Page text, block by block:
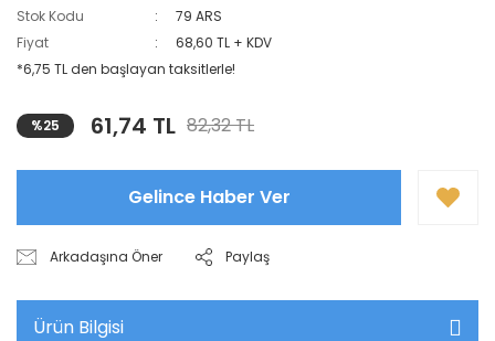
Stok Kodu
79 ARS
Fiyat
68,60 TL + KDV
*6,75 TL den başlayan taksitlerle!
%25 61,74 TL 82,32 TL
Gelince Haber Ver
Arkadaşına Öner Paylaş
Ürün Bilgisi